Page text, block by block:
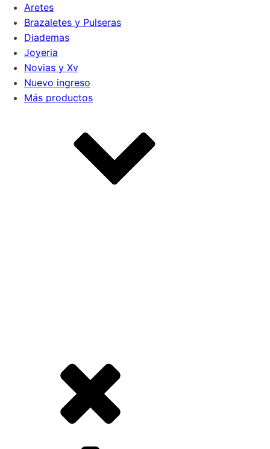
Aretes
Brazaletes y Pulseras
Diademas
Joyeria
Novias y Xv
Nuevo ingreso
Más productos